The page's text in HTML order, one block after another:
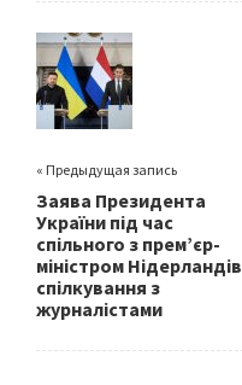
o
o
k
er
« Предыдущая запись
Заява Президента
України під час
спільного з прем’єр-
міністром Нідерландів
спілкування з
журналістами